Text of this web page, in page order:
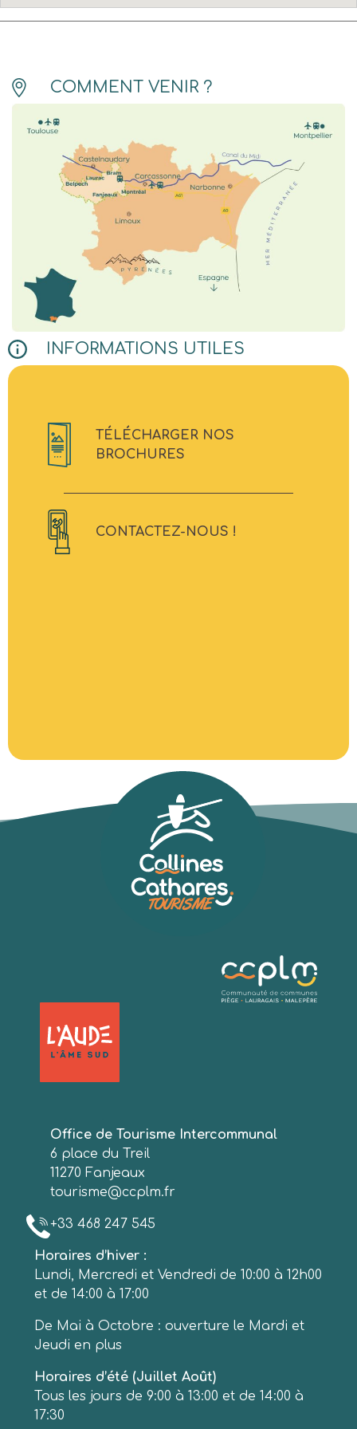
COMMENT VENIR ?
INFORMATIONS UTILES
TÉLÉCHARGER NOS
BROCHURES
CONTACTEZ-NOUS !
Office de Tourisme Intercommunal
6 place du Treil
11270 Fanjeaux
tourisme@ccplm.fr
+33 468 247 545
Horaires d’hiver :
Lundi, Mercredi et Vendredi de 10:00 à 12h00
et de 14:00 à 17:00
De Mai à Octobre : ouverture le Mardi et
Jeudi en plus
Horaires d’été (Juillet Août)
Tous les jours de 9:00 à 13:00 et de 14:00 à
17:30